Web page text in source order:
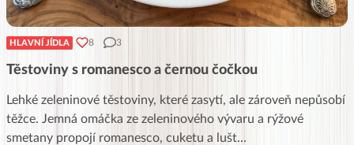
HLAVNÍ JÍDLA 8 3
Těstoviny s romanesco a černou čočkou
Lehké zeleninové těstoviny, které zasytí, ale zároveň nepůsobí
těžce. Jemná omáčka ze zeleninového vývaru a rýžové
smetany propojí romanesco, cuketu a lušt...